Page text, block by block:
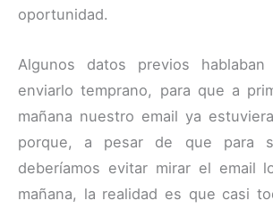
oportunidad.
Algunos datos previos
enviarlo temprano, para que a
mañana nuestro email ya
porque, a pesar de que para
deberíamos evitar mirar el email
mañana, la realidad es que casi